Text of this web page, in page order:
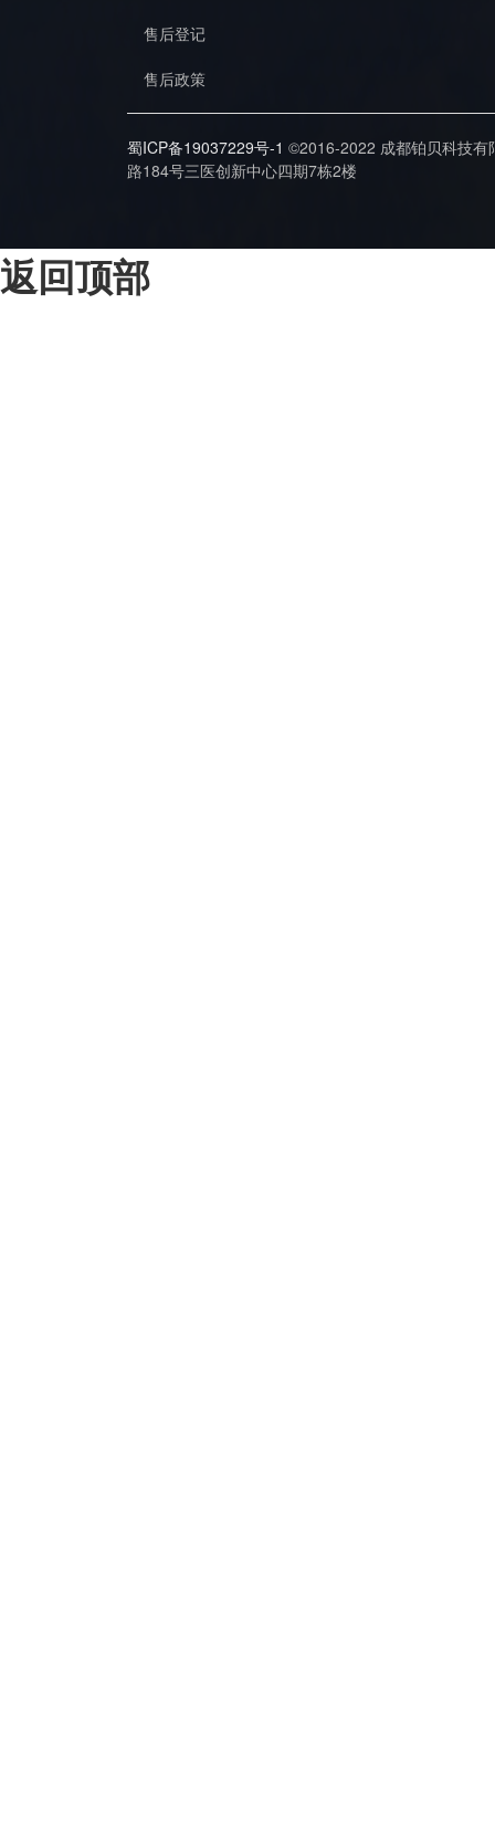
售后登记
售后政策
蜀ICP备19037229号-1 ©2016-2022 成都铂贝科技
路184号三医创新中心四期7栋2楼
返回顶部